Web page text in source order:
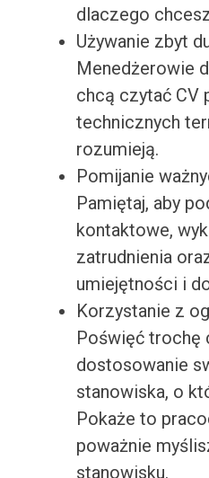
dlaczego
Używanie zbyt
Menedżerowie
chcą czytać CV
technicznych
rozumieją.
Pomijanie
Pamiętaj, aby
kontaktowe,
zatrudnienia
umiejętności i
Korzystanie z
Poświęć trochę
dostosowanie
stanowiska, o
Pokaże to
poważnie
stanowisku.